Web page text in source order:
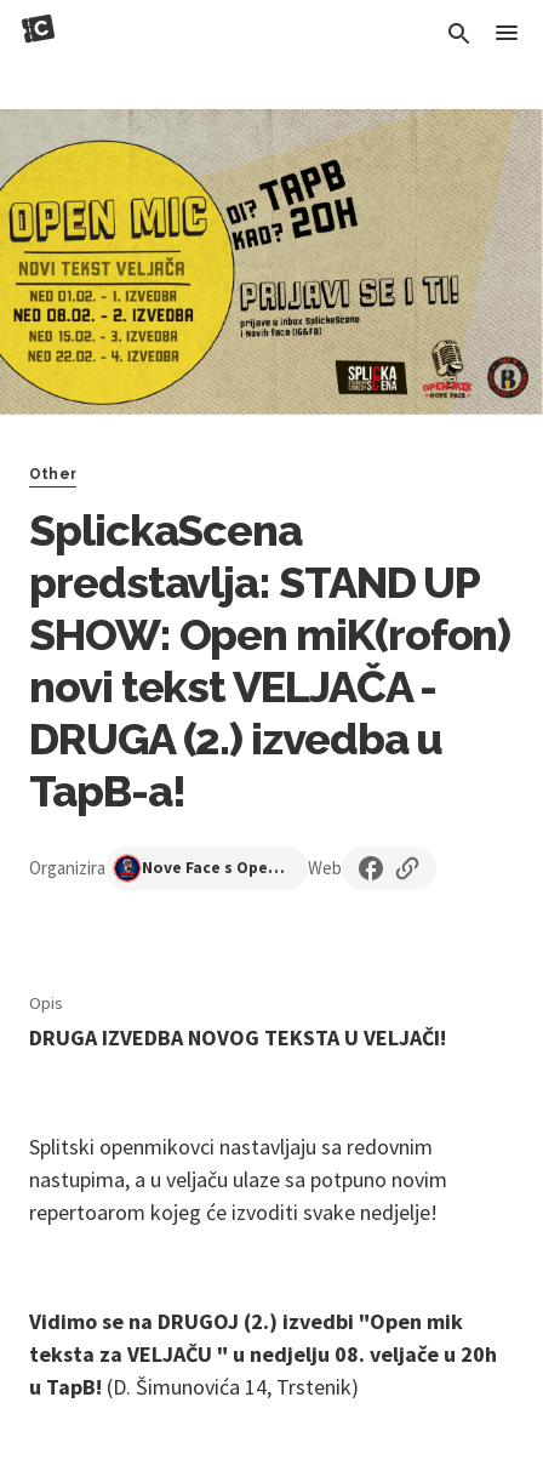
Other
SplickaScena
predstavlja: STAND UP
SHOW: Open miK(rofon)
novi tekst VELJAČA -
DRUGA (2.) izvedba u
TapB-a!
Organizira Nove Face s Open Mika Web
Opis
DRUGA IZVEDBA NOVOG TEKSTA U VELJAČI!
Splitski openmikovci nastavljaju sa redovnim
nastupima, a u veljaču ulaze sa potpuno novim
repertoarom kojeg će izvoditi svake nedjelje!
Vidimo se na DRUGOJ (2.) izvedbi "Open mik
teksta za VELJAČU " u nedjelju 08. veljače u 20h
u TapB! (D. Šimunovića 14, Trstenik)